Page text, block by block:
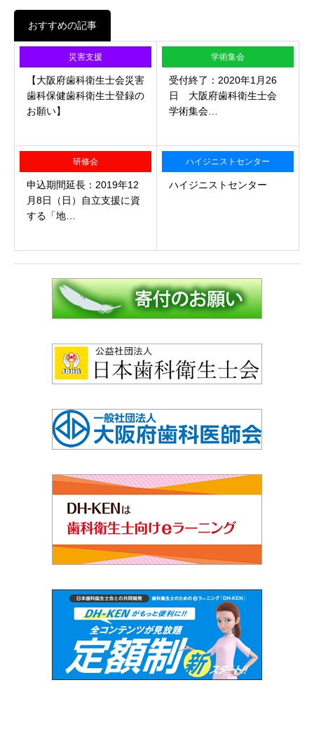
おすすめの記事
災害支援
【大阪府歯科衛生士会災害
歯科保健歯科衛生士登録の
お願い】
学術集会
受付終了：2020年1月26
日 大阪府歯科衛生士会
学術集会…
研修会
申込期間延長：2019年12
月8日（日）自立支援に資
する「地…
ハイジニストセンター
ハイジニストセンター